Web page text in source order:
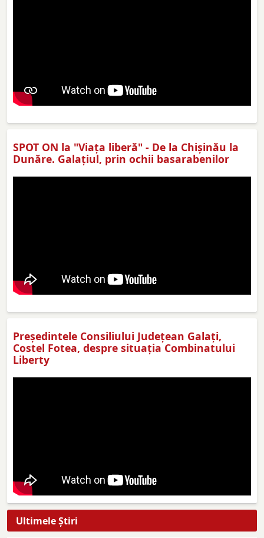
SPOT ON la "Viaţa liberă" - De la Chișinău la
Dunăre. Galațiul, prin ochii basarabenilor
Preşedintele Consiliului Judeţean Galaţi,
Costel Fotea, despre situaţia Combinatului
Liberty
Ultimele Ştiri